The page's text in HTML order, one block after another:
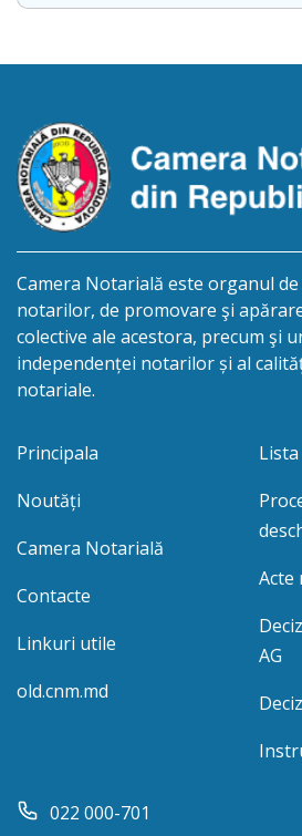
ION, născut/ă la 21.07.1980,
/cincisprezece mai anul două
Camera Notarială este organul
notarilor, de promovare şi
colective ale acestora, precum şi
independenței notarilor și al
notariale.
Principala
Noutăți
Camera Notarială
Contacte
Linkuri utile
old.cnm.md
Acte
AG
022 000-701